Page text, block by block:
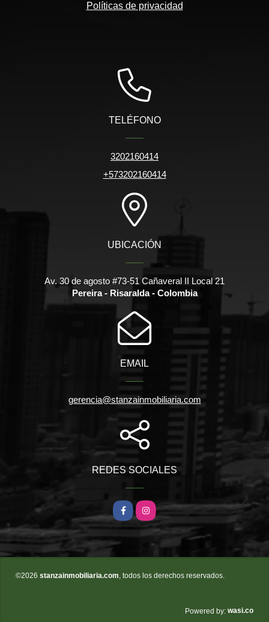
Políticas de privacidad
TELÉFONO
3202160414
+573202160414
UBICACIÓN
Av. 30 de agosto #73-51 Cañaveral II Local 21
Pereira - Risaralda - Colombia
EMAIL
gerencia@stanzainmobiliaria.com
REDES SOCIALES
FacebookInstagram
©2026 stanzainmobiliaria.com, todos los derechos reservados.
Powered by: wasi.co